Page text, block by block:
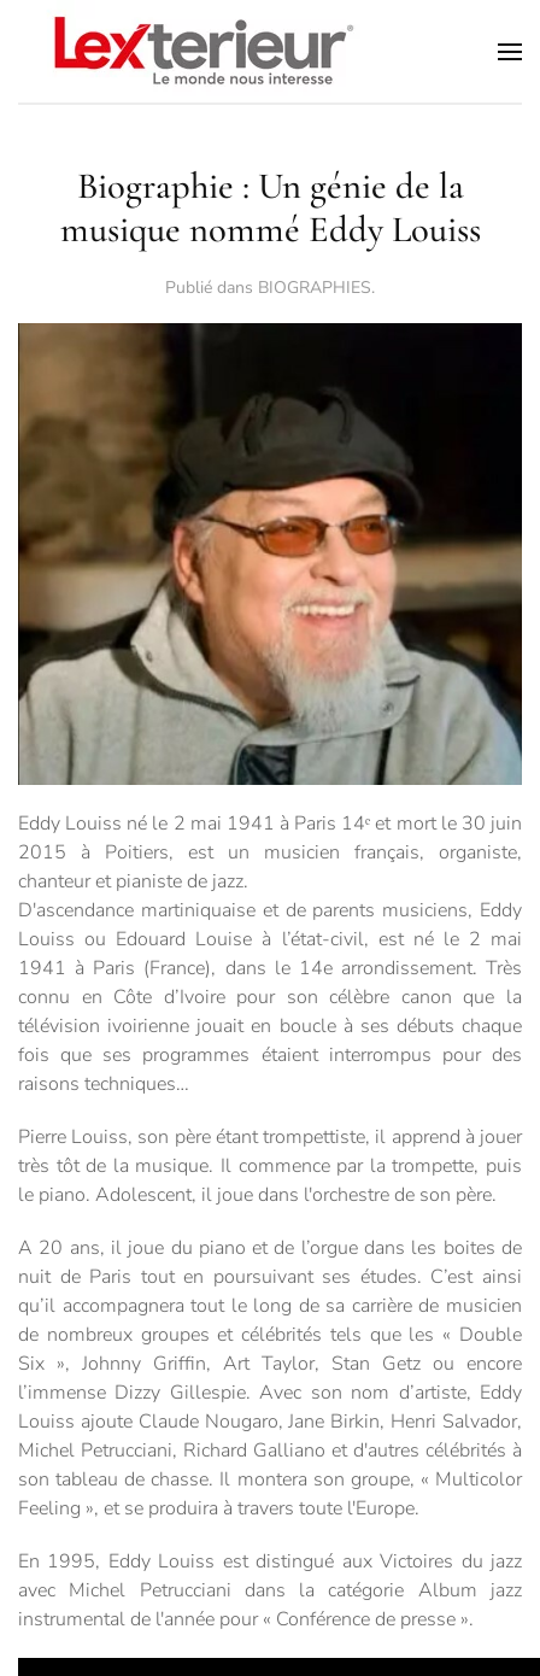
Accéder au contenu principal
Biographie : Un génie de la
musique nommé Eddy Louiss
Publié dans BIOGRAPHIES.
Eddy Louiss né le 2 mai 1941 à Paris 14ᵉ et mort le 30 juin
2015 à Poitiers, est un musicien français, organiste,
chanteur et pianiste de jazz.
D'ascendance martiniquaise et de parents musiciens, Eddy
Louiss ou Edouard Louise à l’état-civil, est né le 2 mai
1941 à Paris (France), dans le 14e arrondissement. Très
connu en Côte d’Ivoire pour son célèbre canon que la
télévision ivoirienne jouait en boucle à ses débuts chaque
fois que ses programmes étaient interrompus pour des
raisons techniques…
Pierre Louiss, son père étant trompettiste, il apprend à jouer
très tôt de la musique. Il commence par la trompette, puis
le piano. Adolescent, il joue dans l'orchestre de son père.
A 20 ans, il joue du piano et de l’orgue dans les boites de
nuit de Paris tout en poursuivant ses études. C’est ainsi
qu’il accompagnera tout le long de sa carrière de musicien
de nombreux groupes et célébrités tels que les « Double
Six », Johnny Griffin, Art Taylor, Stan Getz ou encore
l’immense Dizzy Gillespie. Avec son nom d’artiste, Eddy
Louiss ajoute Claude Nougaro, Jane Birkin, Henri Salvador,
Michel Petrucciani, Richard Galliano et d'autres célébrités à
son tableau de chasse. Il montera son groupe, « Multicolor
Feeling », et se produira à travers toute l'Europe.
En 1995, Eddy Louiss est distingué aux Victoires du jazz
avec Michel Petrucciani dans la catégorie Album jazz
instrumental de l'année pour « Conférence de presse ».